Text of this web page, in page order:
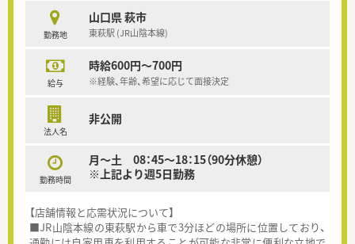
勤務地
山口県 萩市
東萩駅 (JR山陰本線)
給与
時給600円～700円
※経験、年齢、希望に応じて面接決定
法人名
非公開
勤務時間
月～土 08：45～18：15（90分休憩）
※上記より週5日勤務
【店舗情報と応需状況について】
■JR山陰本線の東萩駅から車で3分ほどの場所に位置しており、